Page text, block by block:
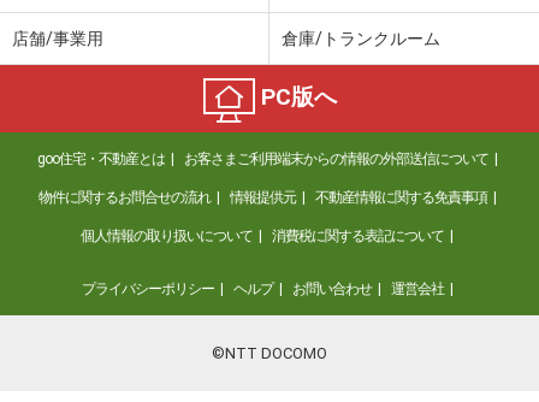
店舗/事業用 倉庫/トランクルーム
PC版へ
goo住宅・不動産とは お客さまご利用端末からの情報の外部送信について
物件に関するお問合せの流れ 情報提供元 不動産情報に関する免責事項
個人情報の取り扱いについて 消費税に関する表記について
プライバシーポリシー ヘルプ お問い合わせ 運営会社
©NTT DOCOMO